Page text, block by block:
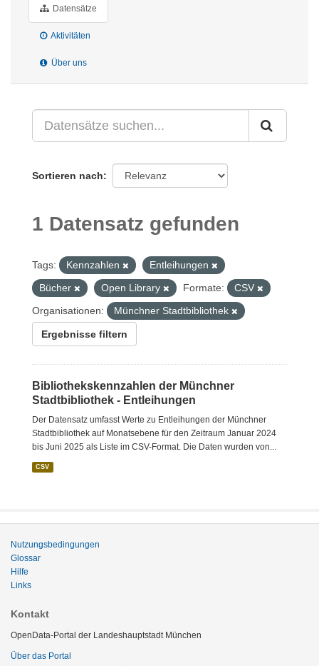
Datensätze
Aktivitäten
Über uns
Sortieren nach
1 Datensatz gefunden
Tags: Kennzahlen
Entleihungen
Bücher
Open Library Formate:
CSV
Organisationen:
Münchner Stadtbibliothek
Ergebnisse filtern
Bibliothekskennzahlen der Münchner
Stadtbibliothek - Entleihungen
Der Datensatz umfasst Werte zu Entleihungen der Münchner
Stadtbibliothek auf Monatsebene für den Zeitraum Januar 2024
bis Juni 2025 als Liste im CSV-Format. Die Daten wurden von...
CSV
Nutzungsbedingungen
Glossar
Hilfe
Links
Kontakt
OpenData-Portal der Landeshauptstadt München
Über das Portal